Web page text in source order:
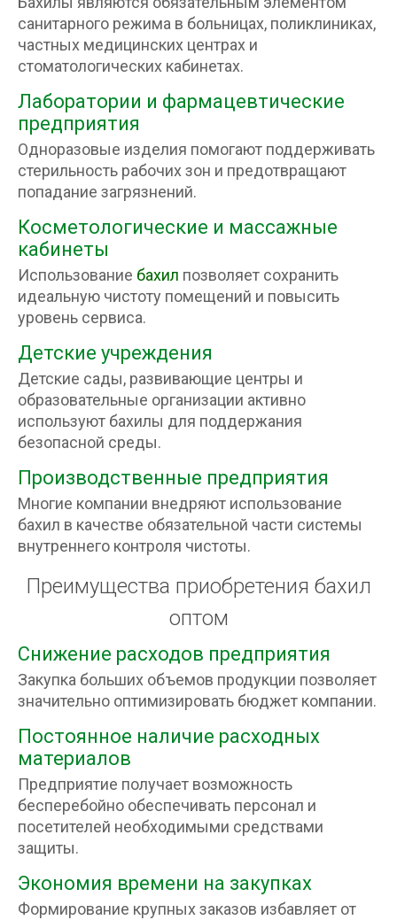
санитарного режима в больницах, поликлиниках,
частных медицинских центрах и
стоматологических кабинетах.
Лаборатории и фармацевтические
предприятия
Одноразовые изделия помогают поддерживать
стерильность рабочих зон и предотвращают
попадание загрязнений.
Косметологические и массажные
кабинеты
Использование бахил позволяет сохранить
идеальную чистоту помещений и повысить
уровень сервиса.
Детские учреждения
Детские сады, развивающие центры и
образовательные организации активно
используют бахилы для поддержания
безопасной среды.
Производственные предприятия
Многие компании внедряют использование
бахил в качестве обязательной части системы
внутреннего контроля чистоты.
Преимущества приобретения бахил
оптом
Снижение расходов предприятия
Закупка больших объемов продукции позволяет
значительно оптимизировать бюджет компании.
Постоянное наличие расходных
материалов
Предприятие получает возможность
бесперебойно обеспечивать персонал и
посетителей необходимыми средствами
защиты.
Экономия времени на закупках
Формирование крупных заказов избавляет от